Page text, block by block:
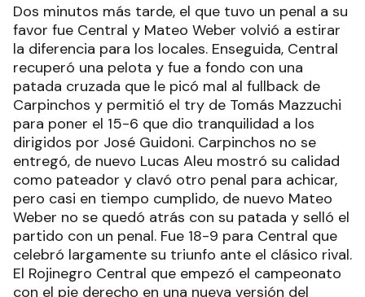
Dos minutos más tarde, el que tuvo un penal a su
favor fue Central y Mateo Weber volvió a estirar
la diferencia para los locales. Enseguida, Central
recuperó una pelota y fue a fondo con una
patada cruzada que le picó mal al fullback de
Carpinchos y permitió el try de Tomás Mazzuchi
para poner el 15-6 que dio tranquilidad a los
dirigidos por José Guidoni. Carpinchos no se
entregó, de nuevo Lucas Aleu mostró su calidad
como pateador y clavó otro penal para achicar,
pero casi en tiempo cumplido, de nuevo Mateo
Weber no se quedó atrás con su patada y selló el
partido con un penal. Fue 18-9 para Central que
celebró largamente su triunfo ante el clásico rival.
El Rojinegro Central que empezó el campeonato
con el pie derecho en una nueva versión del